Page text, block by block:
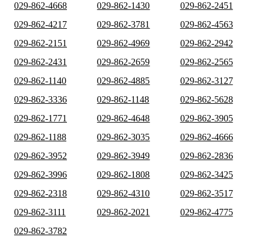
029-862-4668
029-862-1430
029-862-2451
029-862-4217
029-862-3781
029-862-4563
029-862-2151
029-862-4969
029-862-2942
029-862-2431
029-862-2659
029-862-2565
029-862-1140
029-862-4885
029-862-3127
029-862-3336
029-862-1148
029-862-5628
029-862-1771
029-862-4648
029-862-3905
029-862-1188
029-862-3035
029-862-4666
029-862-3952
029-862-3949
029-862-2836
029-862-3996
029-862-1808
029-862-3425
029-862-2318
029-862-4310
029-862-3517
029-862-3111
029-862-2021
029-862-4775
029-862-3782